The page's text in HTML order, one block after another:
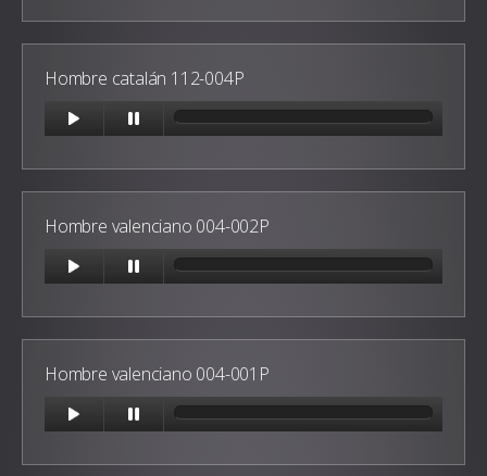
Hombre catalán 112-004P
Hombre valenciano 004-002P
Hombre valenciano 004-001P